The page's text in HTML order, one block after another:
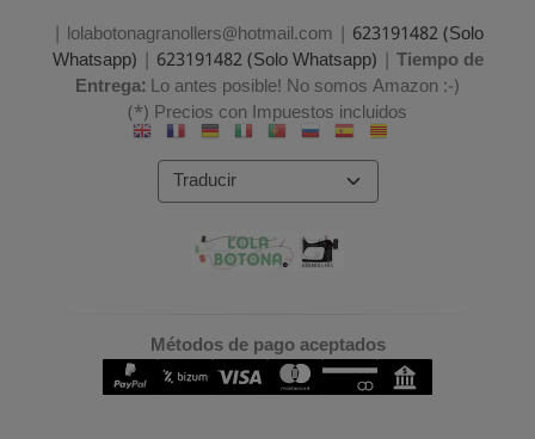
| lolabotonagranollers@hotmail.com | 623191482 (Solo
Whatsapp) | 623191482 (Solo Whatsapp) | Tiempo de
Entrega:Lo antes posible! No somos Amazon :-)
(*) Precios con Impuestos incluidos
Métodos de pago aceptados